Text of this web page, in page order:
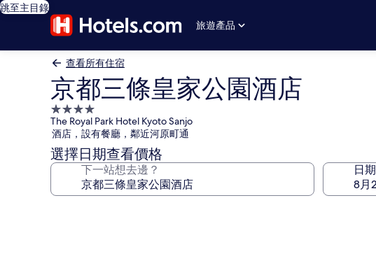
跳至主目錄
旅遊產品
查看所有住宿
京都三條皇家公園酒店
4.0
星
級
住
宿
The Royal Park Hotel Kyoto Sanjo
酒店，設有餐廳，鄰近河原町通
選擇日期查看價格
下一站想去邊？ 日期